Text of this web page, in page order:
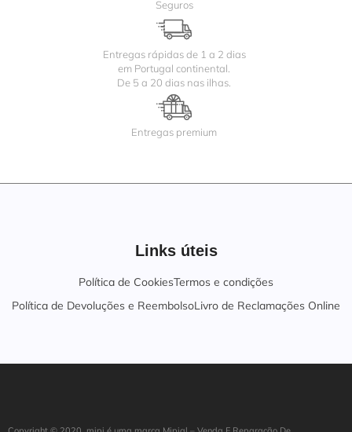
Seguros
Entregas rápidas de 1 a 2 dias
em Portugal continental.
De 5 a 20 dias nas ilhas.
Entregas premium
Links úteis
Política de CookiesTermos e condições
Política de Devoluções e ReembolsoLivro de Reclamações Online